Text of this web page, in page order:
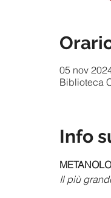
05 nov
Biblioteca
Info
Il più